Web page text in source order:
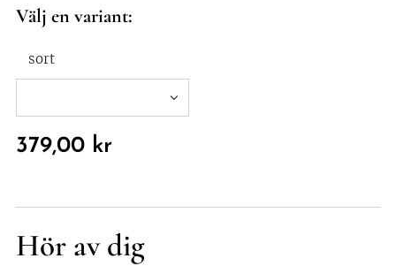
Välj en variant:
sort
379,00 kr
Hör av dig